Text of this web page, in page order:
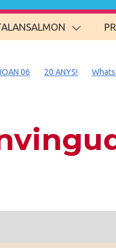
06 20 ANYS!